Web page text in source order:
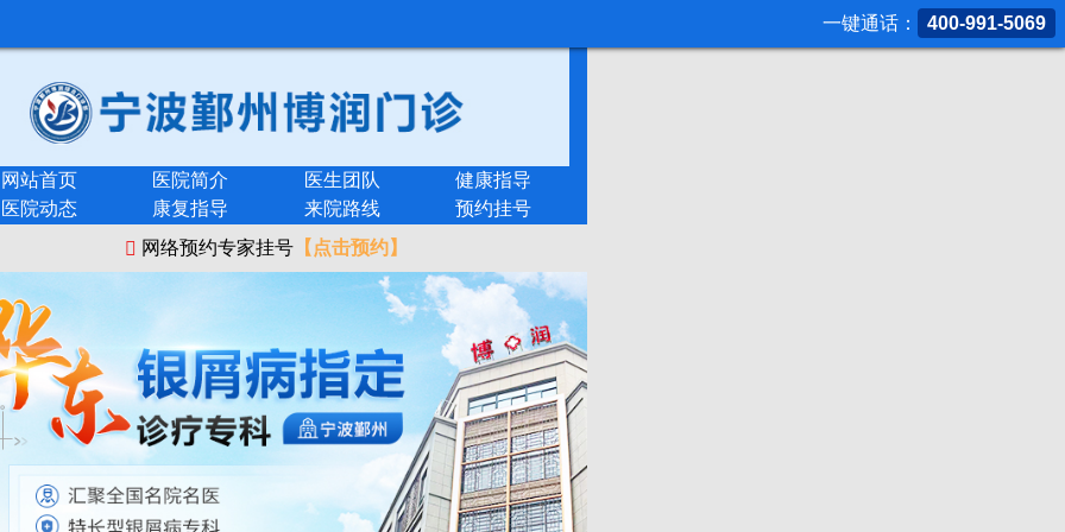
一键通话： 400-991-5069
网站首页 医院简介 医生团队
健康指导
医院动态
康复指导 来院路线
预约挂号
网络预约专家挂号 【点击预约】